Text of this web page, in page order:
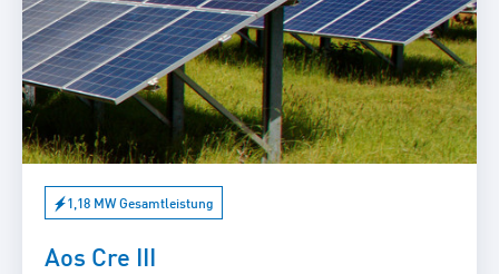
1,18 MW Gesamtleistung
Aos Cre III